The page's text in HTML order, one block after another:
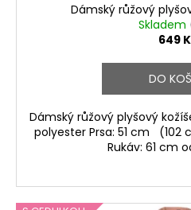
Dámský růžový
Skladem
649
DO
Dámský růžový plyšový
polyester Prsa: 51 cm (102
Rukáv: 61 cm